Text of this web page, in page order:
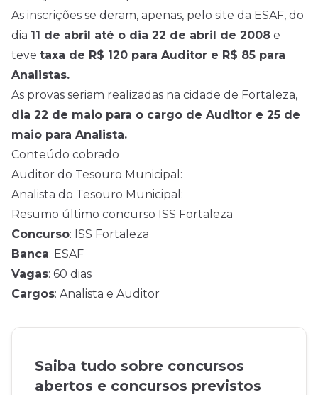
As inscrições se deram, apenas, pelo site da ESAF, do
dia 11 de abril até o dia 22 de abril de 2008 e
teve taxa de R$ 120 para Auditor e R$ 85 para
Analistas.
As provas seriam realizadas na cidade de Fortaleza,
dia 22 de maio para o cargo de Auditor e 25 de
maio para Analista.
Conteúdo cobrado
Auditor do Tesouro Municipal:
Analista do Tesouro Municipal:
Resumo último concurso ISS Fortaleza
Concurso: ISS Fortaleza
Banca: ESAF
Vagas: 60 dias
Cargos: Analista e Auditor
Saiba tudo sobre concursos
abertos e concursos previstos